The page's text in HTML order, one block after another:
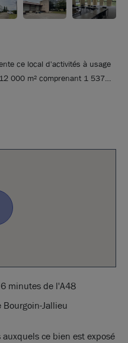
ce local d'activités à usage
000 m² comprenant 1 537
Il dispose d'un accès
minutes. 1 692 m² abritent
toute activité de stockage,
minutes de l'A48
Jallieu
ce bien est exposé